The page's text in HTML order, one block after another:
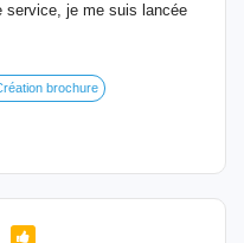
service, je me suis lancée
brochure